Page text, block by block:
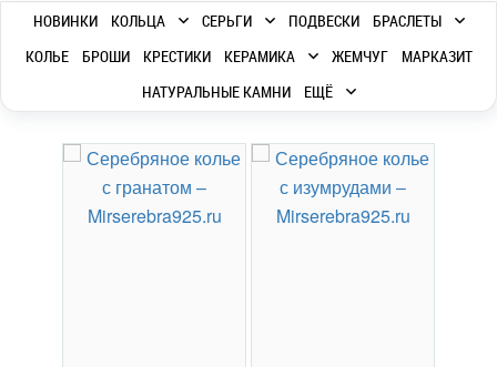
НОВИНКИ КОЛЬЦА СЕРЬГИ ПОДВЕСКИ
БРАСЛЕТЫ
КОЛЬЕ
БРОШИ КРЕСТИКИ КЕРАМИКА ЖЕМЧУГ
МАРКАЗИТ
НАТУРАЛЬНЫЕ КАМНИ
ЕЩЁ